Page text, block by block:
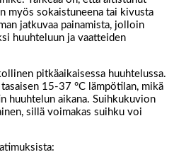
myös sokaistuneena tai kivusta
jatkuvaa painamista, jolloin
huuhteluun ja vaatteiden
pitkäaikaisessa huuhtelussa.
15-37 °C lämpötilan, mikä
huuhtelun aikana. Suihkukuvion
sillä voimakas suihku voi